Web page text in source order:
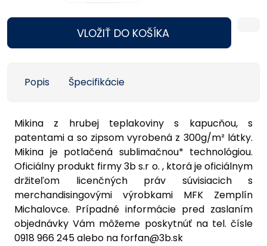
VLOŽIŤ DO KOŠÍKA
Popis Špecifikácie
Mikina z hrubej teplakoviny s kapucňou, s
patentami a so zipsom vyrobená z 300g/m² látky.
Mikina je potlačená sublimačnou* technológiou.
Oficiálny produkt firmy 3b s.r o. , ktorá je oficiálnym
držiteľom licenčných práv súvisiacich s
merchandisingovými výrobkami MFK Zemplín
Michalovce. Prípadné informácie pred zaslaním
objednávky Vám môžeme poskytnúť na tel. čísle
0918 966 245 alebo na forfan@3b.sk